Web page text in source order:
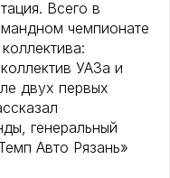
Всего в
чемпионате
УАЗа и
двух первых
генеральный
Авто Рязань»